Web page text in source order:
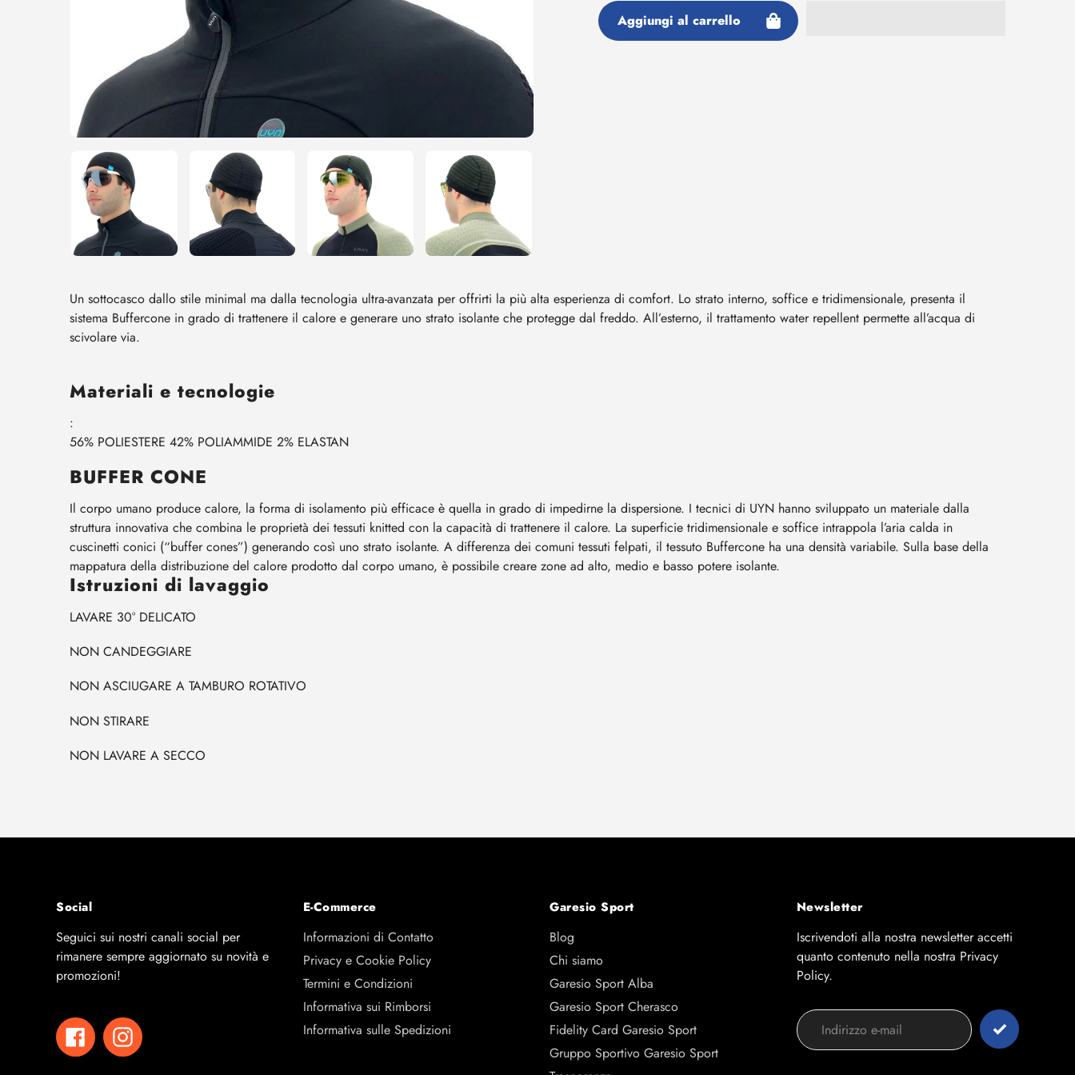
Aggiungi al carrello
Un sottocasco dallo stile minimal ma dalla tecnologia ultra-avanzata per offrirti la più alta esperienza di comfort. Lo strato interno, soffice e tridimensionale, presenta il
sistema Buffercone in grado di trattenere il calore e generare uno strato isolante che protegge dal freddo. All’esterno, il trattamento water repellent permette all’acqua di
scivolare via.
Materiali e tecnologie
:
56% POLIESTERE 42% POLIAMMIDE 2% ELASTAN
BUFFER CONE
Il corpo umano produce calore, la forma di isolamento più efficace è quella in grado di impedirne la dispersione. I tecnici di UYN hanno sviluppato un materiale dalla
struttura innovativa che combina le proprietà dei tessuti knitted con la capacità di trattenere il calore. La superficie tridimensionale e soffice intrappola l’aria calda in
cuscinetti conici (“buffer cones”) generando così uno strato isolante. A differenza dei comuni tessuti felpati, il tessuto Buffercone ha una densità variabile. Sulla base della
mappatura della distribuzione del calore prodotto dal corpo umano, è possibile creare zone ad alto, medio e basso potere isolante.
Istruzioni di lavaggio
LAVARE 30° DELICATO
NON CANDEGGIARE
NON ASCIUGARE A TAMBURO ROTATIVO
NON STIRARE
NON LAVARE A SECCO
Social
Seguici sui nostri canali social per
rimanere sempre aggiornato su novità e
promozioni!
FacebookInstagram
E-Commerce
Informazioni di Contatto
Privacy e Cookie Policy
Termini e Condizioni
Informativa sui Rimborsi
Informativa sulle Spedizioni
Garesio Sport
Blog
Chi siamo
Garesio Sport Alba
Garesio Sport Cherasco
Fidelity Card Garesio Sport
Gruppo Sportivo Garesio Sport
Newsletter
Iscrivendoti alla nostra newsletter accetti
quanto contenuto nella nostra Privacy
Policy.